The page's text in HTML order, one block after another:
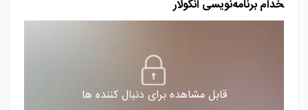
خدام برنامه‌نویسی انگولار
قابل مشاهده برای دنبال کننده ها